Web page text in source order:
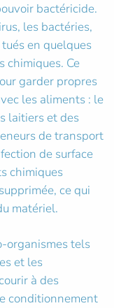
bactéricide.
les bactéries,
en quelques
chimiques. Ce
garder propres
les aliments : le
laitiers et des
de transport
de surface
chimiques
ce qui
matériel.
organismes tels
et les
à des
conditionnement